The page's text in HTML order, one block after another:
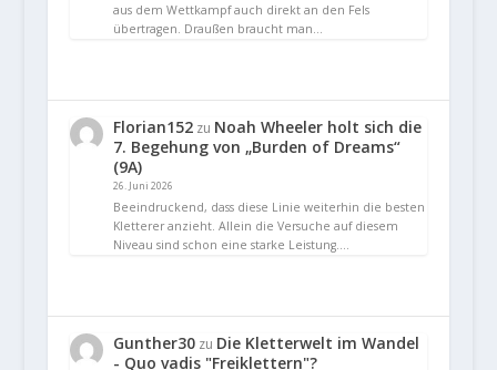
aus dem Wettkampf auch direkt an den Fels
übertragen. Draußen braucht man…
Florian152zu Noah Wheeler holt sich die
7. Begehung von „Burden of Dreams“
(9A)
26. Juni 2026
Beeindruckend, dass diese Linie weiterhin die besten
Kletterer anzieht. Allein die Versuche auf diesem
Niveau sind schon eine starke Leistung.…
Gunther30zu Die Kletterwelt im Wandel
- Quo vadis "Freiklettern"?